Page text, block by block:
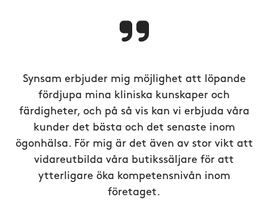
Synsam erbjuder mig möjlighet att löpande
fördjupa mina kliniska kunskaper och
färdigheter, och på så vis kan vi erbjuda våra
kunder det bästa och det senaste inom
ögonhälsa. För mig är det även av stor vikt att
vidareutbilda våra butikssäljare för att
ytterligare öka kompetensnivån inom
företaget.